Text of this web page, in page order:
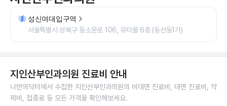
성신여대입구역
서울특별시 성북구 동소문로 106, 유타몰 6층 (동선동1가)
지인산부인과의원 진료비 안내
나만의닥터에서 수집한 지인산부인과의원의 비대면 진료비, 대면 진료비, 약
제비, 접종료 등 모든 가격을 확인해보세요.